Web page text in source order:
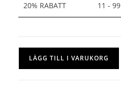
20% RABATT 11 - 99
LÄGG TILL I VARUKORG